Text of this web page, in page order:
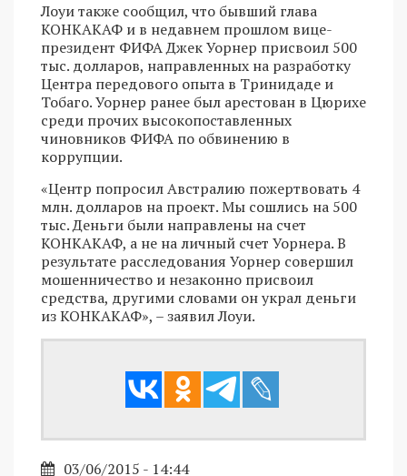
Лоуи также сообщил, что бывший глава
КОНКАКАФ и в недавнем прошлом вице-
президент ФИФА Джек Уорнер присвоил 500
тыс. долларов, направленных на разработку
Центра передового опыта в Тринидаде и
Тобаго. Уорнер ранее был арестован в Цюрихе
среди прочих высокопоставленных
чиновников ФИФА по обвинению в
коррупции.
«Центр попросил Австралию пожертвовать 4
млн. долларов на проект. Мы сошлись на 500
тыс. Деньги были направлены на счет
КОНКАКАФ, а не на личный счет Уорнера. В
результате расследования Уорнер совершил
мошенничество и незаконно присвоил
средства, другими словами он украл деньги
из КОНКАКАФ», – заявил Лоуи.
03/06/2015 - 14:44